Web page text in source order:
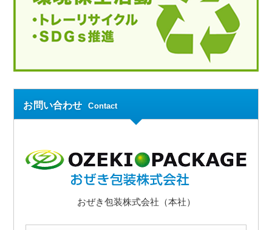
お問い合わせ Contact
おぜき包装株式会社（本社）